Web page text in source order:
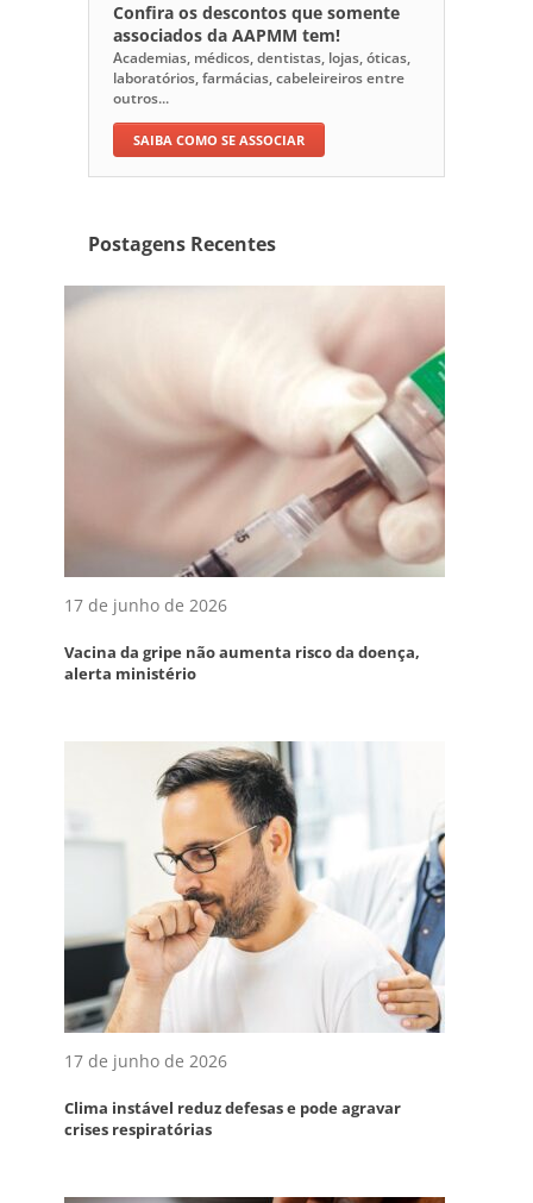
Confira os descontos que somente
associados da AAPMM tem!
Academias, médicos, dentistas, lojas, óticas,
laboratórios, farmácias, cabeleireiros entre
outros...
SAIBA COMO SE ASSOCIAR
Postagens Recentes
17 de junho de 2026
Vacina da gripe não aumenta risco da doença,
alerta ministério
17 de junho de 2026
Clima instável reduz defesas e pode agravar
crises respiratórias